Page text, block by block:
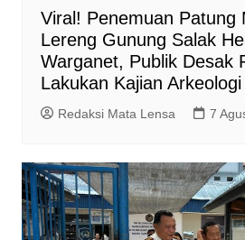
Viral! Penemuan Patung
Lereng Gunung Salak
Warganet, Publik Desak
Lakukan Kajian Arkeologi
Redaksi Mata Lensa 7